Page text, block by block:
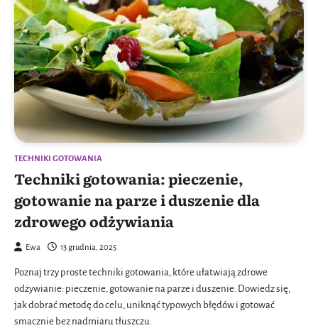
TECHNIKI GOTOWANIA
Techniki gotowania: pieczenie,
gotowanie na parze i duszenie dla
zdrowego odżywiania
Ewa 13 grudnia, 2025
Poznaj trzy proste techniki gotowania, które ułatwiają zdrowe
odżywianie: pieczenie, gotowanie na parze i duszenie. Dowiedz się,
jak dobrać metodę do celu, uniknąć typowych błędów i gotować
smacznie bez nadmiaru tłuszczu.